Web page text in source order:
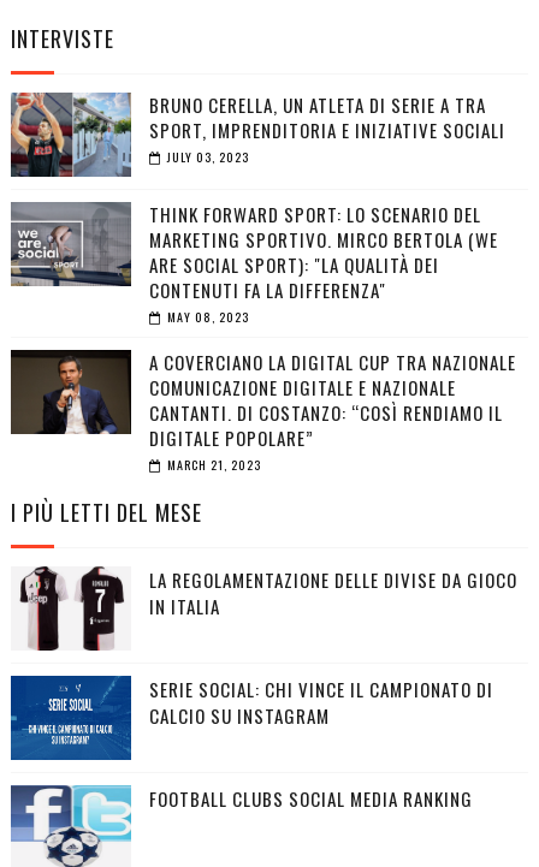
INTERVISTE
BRUNO CERELLA, UN ATLETA DI SERIE A TRA
SPORT, IMPRENDITORIA E INIZIATIVE SOCIALI
JULY 03, 2023
THINK FORWARD SPORT: LO SCENARIO DEL
MARKETING SPORTIVO. MIRCO BERTOLA (WE
ARE SOCIAL SPORT): "LA QUALITÀ DEI
CONTENUTI FA LA DIFFERENZA"
MAY 08, 2023
A COVERCIANO LA DIGITAL CUP TRA NAZIONALE
COMUNICAZIONE DIGITALE E NAZIONALE
CANTANTI. DI COSTANZO: “COSÌ RENDIAMO IL
DIGITALE POPOLARE”
MARCH 21, 2023
I PIÙ LETTI DEL MESE
LA REGOLAMENTAZIONE DELLE DIVISE DA GIOCO
IN ITALIA
SERIE SOCIAL: CHI VINCE IL CAMPIONATO DI
CALCIO SU INSTAGRAM
FOOTBALL CLUBS SOCIAL MEDIA RANKING